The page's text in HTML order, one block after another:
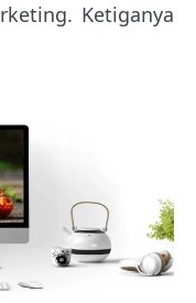
Ketiganya